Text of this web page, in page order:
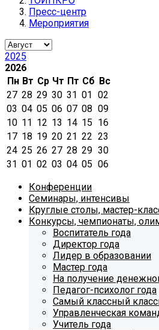
Пресс-центр
Мероприятия
2025
2026
Пн Вт Ср Чт Пт Сб Вс
27 28 29 30 31 01 02
03 04 05 06 07 08 09
10 11 12 13 14 15 16
17 18 19 20 21 22 23
24 25 26 27 28 29 30
31 01 02 03 04 05 06
Конференции
Семинары, интенсивы
Круглые столы, мастер-
Конкурсы, чемпионаты,
Воспитатель года
Директор года
Лидер в образовании
Мастер года
На получение
Педагог-психолог года
Самый классный
Управленческая
Учитель года